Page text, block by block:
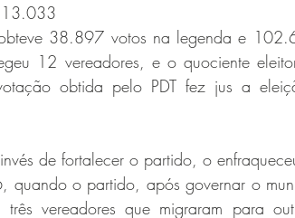
38.897 votos na legenda e
12 vereadores, e o quociente
obtida pelo PDT fez jus a
de fortalecer o partido, o
quando o partido, após governar o
vereadores que migraram para